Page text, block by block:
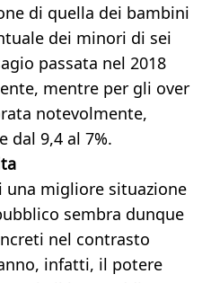
di quella dei bambini
dei minori di sei
passata nel 2018
mentre per gli over
notevolmente,
dal 9,4 al 7%.
migliore situazione
sembra dunque
nel contrasto
infatti, il potere